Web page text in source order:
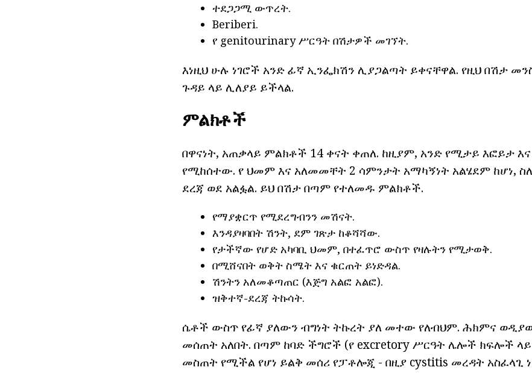
ተደጋጋሚ ውጥረት.
Beriberi.
የ genitourinary ሥርዓት በሽታዎች መገኘት.
እነዚህ ሁሉ ነገሮች አንድ ፊኛ ኢንፌክሽን ሊያጋልጣት ይቀናቸዋል. የዚህ በሽታ
ጉዳይ ላይ ሊለያይ ይችላል.
ምልክቶች
በዋናነት, አጠቃላይ ምልክቶች 14 ቀናት ቀጠለ. ከዚያም, አንድ የሚታይ እፎይታ
የሚከሰተው. የ ህመም እና አለመመቸት 2 ሳምንታት አማካኝነት አልሄደም ከሆነ,
ደረጃ ወደ አልፏል. ይህ በሽታ በጣም የተለመዱ ምልክቶች.
የማያቋርጥ የሚደረግብንን መሽናት.
እንዳያዛባበት ሽንት, ደም ገጽታ ከቆሻሻው.
የታችኛው የሆድ አካባቢ ህመም, በተፈጥሮ ውስጥ የዛሉትን የሚታወቅ.
በሚሸናበት ወቅት ስሜት እና ቁርጠት ይነድዳል.
ሽንትን አለመቆጣጠር (እጅግ አልፎ አልፎ).
ዝቅተኛ-ደረጃ ትኩሳት.
ሴቶች ውስጥ የፊኛ ያለውን ብግነት ትኩረት ያለ መተው የለብህም. ሕክምና
መሰጠት አለበት. በጣም ከባድ ችግሮች (የ excretory ሥርዓት ሌሎች ክፍሎች
መስጠት የሚችል የሆነ ይልቅ መሰሪ የፓቶሎጂ - በዚያ cystitis መረዳት አስፈላጊ